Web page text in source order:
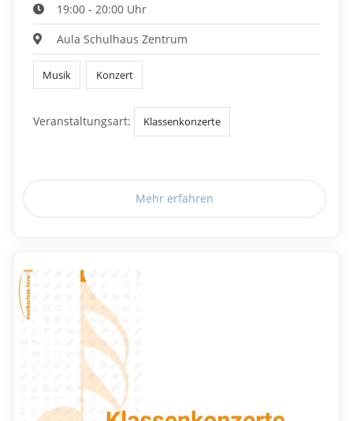
19:00 - 20:00 Uhr
Aula Schulhaus Zentrum
Musik Konzert
Veranstaltungsart: Klassenkonzerte
Mehr erfahren